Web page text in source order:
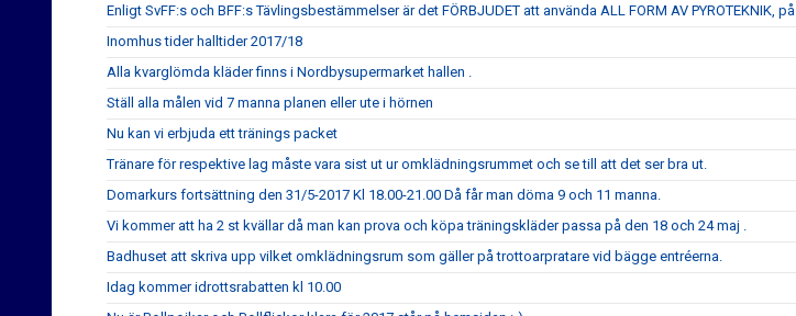
Enligt SvFF:s och BFF:s Tävlingsbestämmelser är det FÖRBJUDET att använda ALL FORM AV PYROTEKNIK, på
Inomhus tider halltider 2017/18
Alla kvarglömda kläder finns i Nordbysupermarket hallen .
Ställ alla målen vid 7 manna planen eller ute i hörnen
Nu kan vi erbjuda ett tränings packet
Tränare för respektive lag måste vara sist ut ur omklädningsrummet och se till att det ser bra ut.
Domarkurs fortsättning den 31/5-2017 Kl 18.00-21.00 Då får man döma 9 och 11 manna.
Vi kommer att ha 2 st kvällar då man kan prova och köpa träningskläder passa på den 18 och 24 maj .
Badhuset att skriva upp vilket omklädningsrum som gäller på trottoarpratare vid bägge entréerna.
Idag kommer idrottsrabatten kl 10.00